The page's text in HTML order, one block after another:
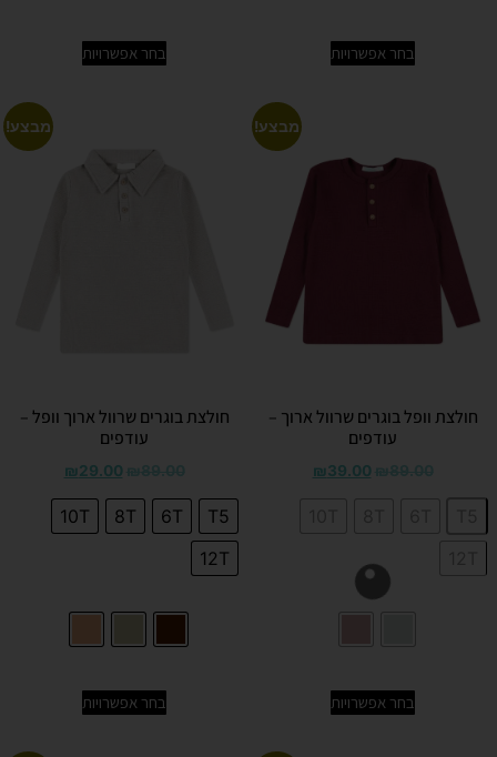
בחר אפשרויות בחר אפשרויות
מבצע!
חולצת וופל בוגרים שרוול ארוך –
עודפים
₪39.00
בחר אפשרויות
מבצע!
חולצת בוגרים שרוול ארוך וופל –
עודפים
₪29.00
T5
6T
8T
10T
12T
בחר אפשרויות